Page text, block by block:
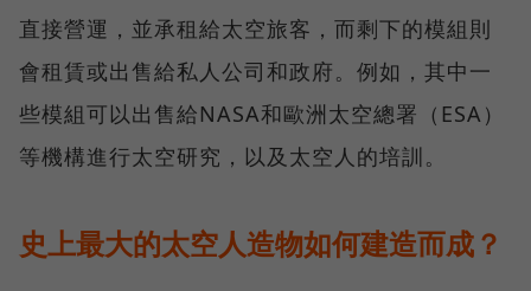
直接營運，並承租給太空旅客，而剩下的模組則
會租賃或出售給私人公司和政府。例如，其中一
些模組可以出售給NASA和歐洲太空總署（ESA）
等機構進行太空研究，以及太空人的培訓。
史上最大的太空人造物如何建造而成？